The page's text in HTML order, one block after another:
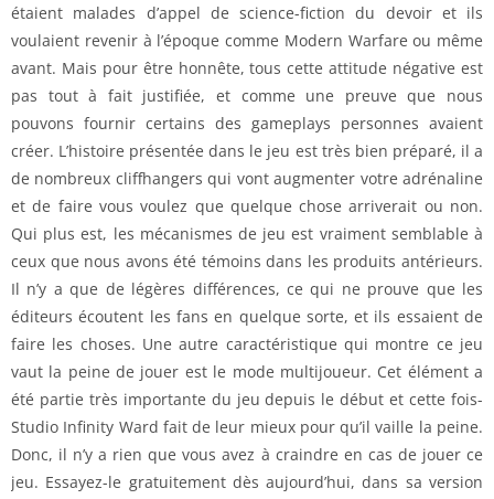
étaient malades d’appel de science-fiction du devoir et ils
voulaient revenir à l’époque comme Modern Warfare ou même
avant. Mais pour être honnête, tous cette attitude négative est
pas tout à fait justifiée, et comme une preuve que nous
pouvons fournir certains des gameplays personnes avaient
créer. L’histoire présentée dans le jeu est très bien préparé, il a
de nombreux cliffhangers qui vont augmenter votre adrénaline
et de faire vous voulez que quelque chose arriverait ou non.
Qui plus est, les mécanismes de jeu est vraiment semblable à
ceux que nous avons été témoins dans les produits antérieurs.
Il n’y a que de légères différences, ce qui ne prouve que les
éditeurs écoutent les fans en quelque sorte, et ils essaient de
faire les choses. Une autre caractéristique qui montre ce jeu
vaut la peine de jouer est le mode multijoueur. Cet élément a
été partie très importante du jeu depuis le début et cette fois-
Studio Infinity Ward fait de leur mieux pour qu’il vaille la peine.
Donc, il n’y a rien que vous avez à craindre en cas de jouer ce
jeu. Essayez-le gratuitement dès aujourd’hui, dans sa version